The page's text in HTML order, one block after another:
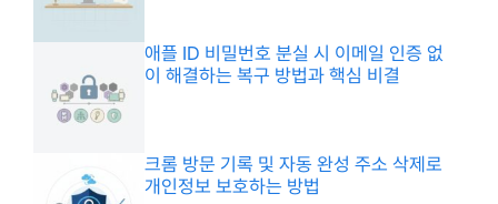
애플 ID 비밀번호 분실 시 이메일 인증 없
이 해결하는 복구 방법과 핵심 비결
크롬 방문 기록 및 자동 완성 주소 삭제로
개인정보 보호하는 방법